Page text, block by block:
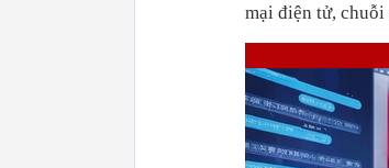
mại điện tử,